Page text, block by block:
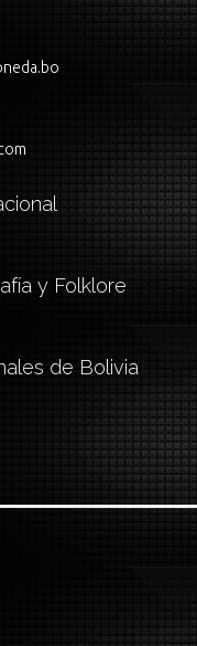
y Folklore
de Bolivia